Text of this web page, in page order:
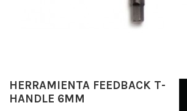
HERRAMIENTA FEEDBACK T-
HANDLE 6MM